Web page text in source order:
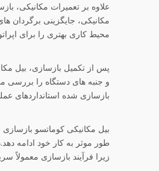
علاوه بر تعمیرات مکانیکی،
مکانیکی، جایگزینی برگردان
محیط کاری بهتری را برای
پس از تکمیل بازسازی، بیل
و جنبه های دستگاه را بررسی
بازسازی شده استانداردهای
بیل مکانیکی کوماتسو
طور موثر به کار خود ادامه
زیرا فرآیند بازسازی معمولاً